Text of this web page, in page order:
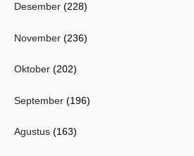
Desember (228)
November (236)
Oktober (202)
September (196)
Agustus (163)